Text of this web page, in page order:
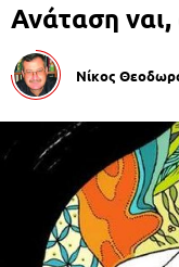
Ανάταση ναι,
Νίκος